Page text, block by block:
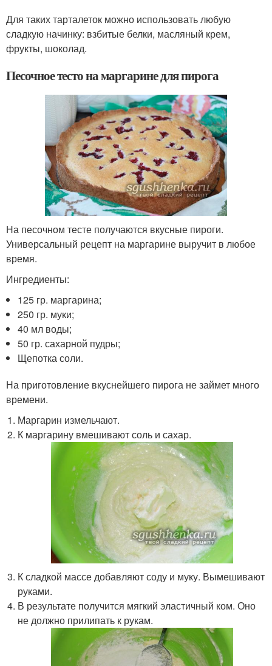
Для таких тарталеток можно использовать любую
сладкую начинку: взбитые белки, масляный крем,
фрукты, шоколад.
Песочное тесто на маргарине для пирога
На песочном тесте получаются вкусные пироги.
Универсальный рецепт на маргарине выручит в любое
время.
Ингредиенты:
125 гр. маргарина;
250 гр. муки;
40 мл воды;
50 гр. сахарной пудры;
Щепотка соли.
На приготовление вкуснейшего пирога не займет много
времени.
Маргарин измельчают.
К маргарину вмешивают соль и сахар.
К сладкой массе добавляют соду и муку. Вымешивают
руками.
В результате получится мягкий эластичный ком. Оно
не должно прилипать к рукам.